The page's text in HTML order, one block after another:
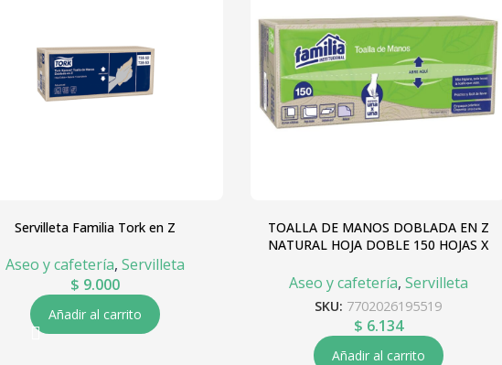
Servilleta Familia Tork en Z
Aseo y cafetería,Servilleta
$ 9.000
Añadir al carrito
TOALLA DE MANOS DOBLADA EN Z
NATURAL HOJA DOBLE 150 HOJAS X
Aseo y cafetería, Servilleta
SKU: 7702026195519
$ 6.134
Añadir al carrito